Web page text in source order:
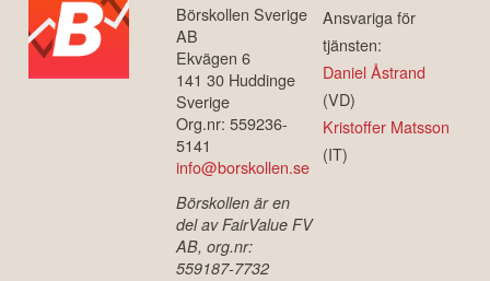
Börskollen Sverige
AB
Ekvägen 6
141 30 Huddinge
Sverige
Org.nr: 559236-
5141
info@borskollen.se
Börskollen är en
del av FairValue FV
AB, org.nr:
559187-7732
Ansvariga för
tjänsten:
Daniel Åstrand
(VD)
Kristoffer Matsson
(IT)